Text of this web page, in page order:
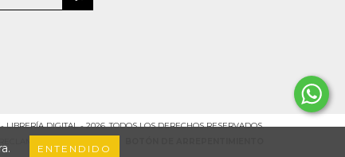
ENTENDIDO
LIBRERÍA DIGITAL - 2026. TODOS LOS DERECHOS RESERVADOS.